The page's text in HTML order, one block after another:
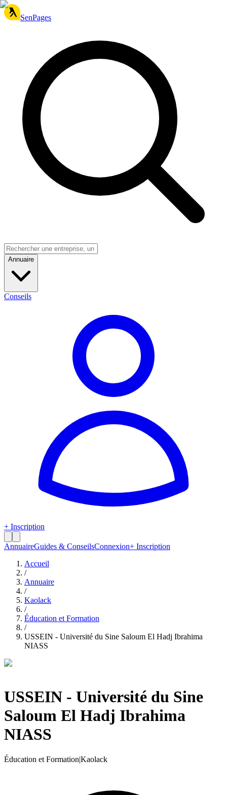
SenPages
Annuaire
Conseils
+ Inscription
AnnuaireGuides & ConseilsConnexion+ Inscription
Accueil
/
Annuaire
/
Kaolack
/
Éducation et Formation
/
USSEIN - Université du Sine Saloum El Hadj Ibrahima
NIASS
USSEIN - Université du Sine
Saloum El Hadj Ibrahima
NIASS
Éducation et Formation|Kaolack